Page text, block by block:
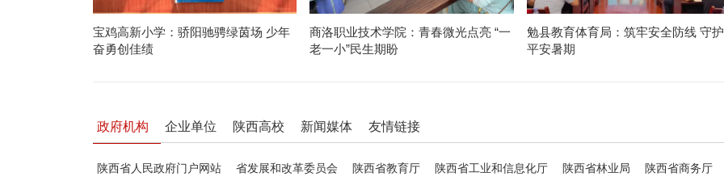
宝鸡高新小学：骄阳驰骋绿茵场 少年
奋勇创佳绩
商洛职业技术学院：青春微光点亮 “一
老一小”民生期盼
勉县教育体育局：筑牢安全防线 守护
平安暑期
政府机构 企业单位 陕西高校 新闻媒体 友情链接
陕西省人民政府门户网站 省发展和改革委员会 陕西省教育厅 陕西省工业和信息化厅 陕西省林业局 陕西省商务厅